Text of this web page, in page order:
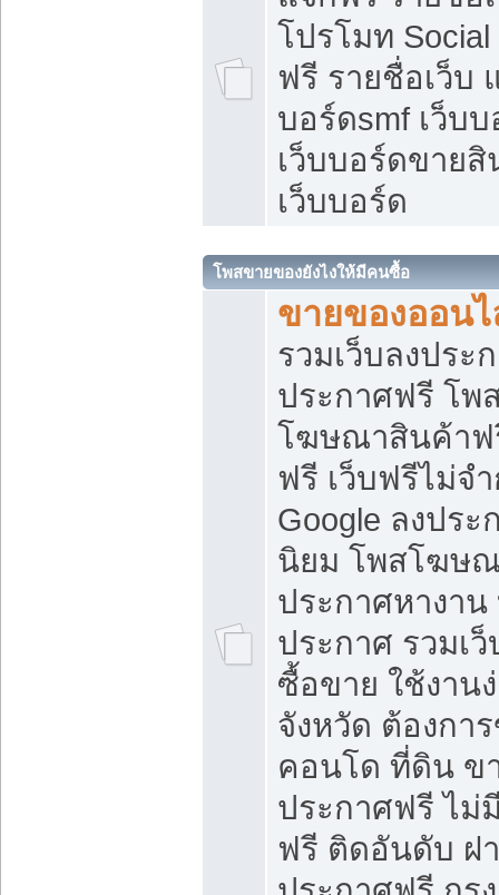
โปรโมท
ฟรี รายชื่อเว็บ
บอร์ดsmf เว็บ
เว็บบอร์ดขาย
เว็บบอร์ด
โพสขายของยังไงให้มีคนซื้อ
ขายของออน
รวมเว็บลงประ
ประกาศฟรี โพ
โฆษณาสินค้าฟ
ฟรี เว็บฟรีไม่จ
Google ลงปร
นิยม โพสโฆษ
ประกาศหางาน
ประกาศ รวมเ
ซื้อขาย ใช้งาน
จังหวัด ต้องกา
คอนโด ที่ดิน ข
ประกาศฟรี ไม่
ฟรี ติดอันดับ ฝ